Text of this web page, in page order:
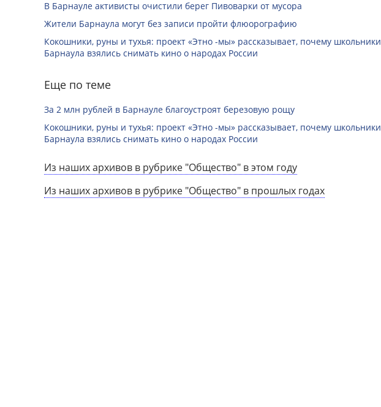
В Барнауле активисты очистили берег Пивоварки от мусора
Жители Барнаула могут без записи пройти флюорографию
Кокошники, руны и тухья: проект «Этно -мы» рассказывает, почему школьники
Барнаула взялись снимать кино о народах России
Еще по теме
За 2 млн рублей в Барнауле благоустроят березовую рощу
Кокошники, руны и тухья: проект «Этно -мы» рассказывает, почему школьники
Барнаула взялись снимать кино о народах России
Из наших архивов в рубрике "Общество" в этом году
Из наших архивов в рубрике "Общество" в прошлых годах